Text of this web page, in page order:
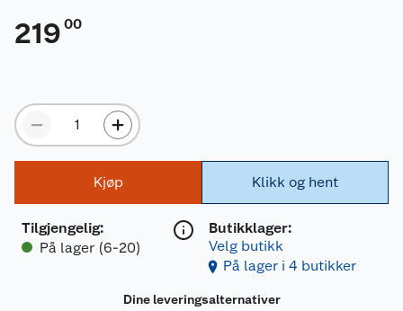
219 00
Kjøp
Tilgjengelig:
På lager (6-20)
Klikk og hent
Butikklager:
Velg butikk
På lager i 4 butikker
Dine leveringsalternativer